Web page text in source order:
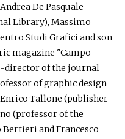
De Pasquale
Library), Massimo
Studi Grafici and son
magazine "Campo
director of the journal
of graphic design
Tallone (publisher
(professor of the
and Francesco